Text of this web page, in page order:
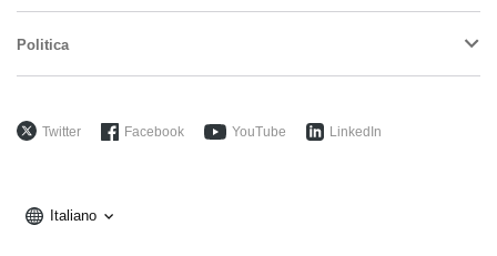
Politica
Twitter Facebook YouTube LinkedIn
Italiano